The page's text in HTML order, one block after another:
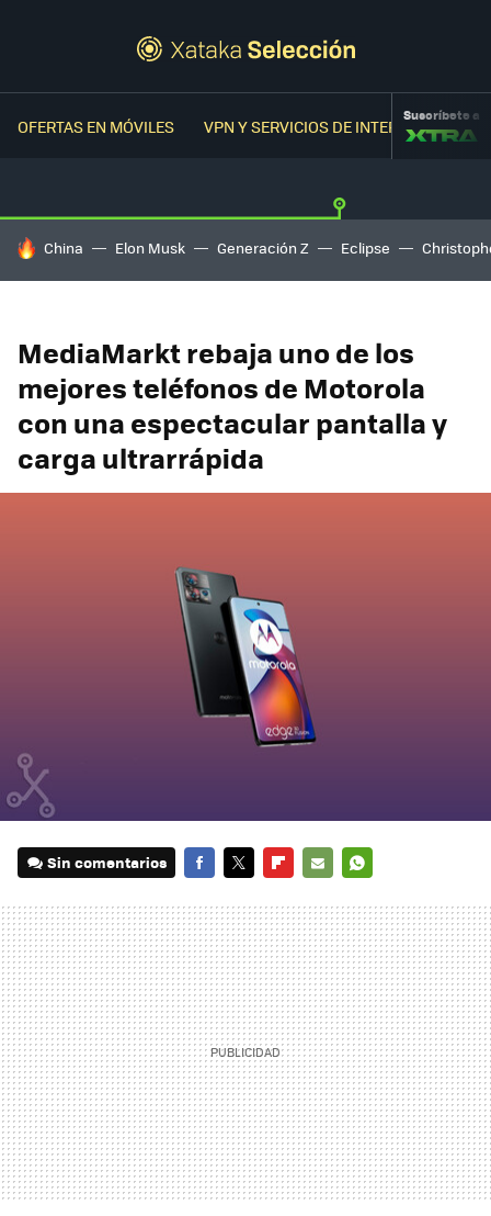
OFERTAS EN MÓVILES VPN Y SERVICIOS DE INTERNETSuscríbete a
HOY SE HABLA DE
China Elon Musk Generación Z Eclipse
MediaMarkt rebaja uno de los
mejores teléfonos de Motorola
con una espectacular pantalla y
carga ultrarrápida
Sin comentarios
MAIL